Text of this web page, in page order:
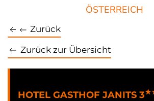
ÖSTERREICH
Zurück
Zurück zur Übersicht
HOTEL GASTHOF JANITS 3